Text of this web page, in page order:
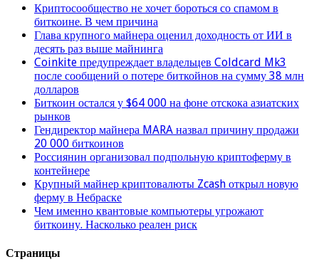
Криптосообщество не хочет бороться со спамом в
биткоине. В чем причина
Глава крупного майнера оценил доходность от ИИ в
десять раз выше майнинга
Coinkite предупреждает владельцев Coldcard Mk3
после сообщений о потере биткойнов на сумму 38 млн
долларов
Биткоин остался у $64 000 на фоне отскока азиатских
рынков
Гендиректор майнера MARA назвал причину продажи
20 000 биткоинов
Россиянин организовал подпольную криптоферму в
контейнере
Крупный майнер криптовалюты Zcash открыл новую
ферму в Небраске
Чем именно квантовые компьютеры угрожают
биткоину. Насколько реален риск
Страницы